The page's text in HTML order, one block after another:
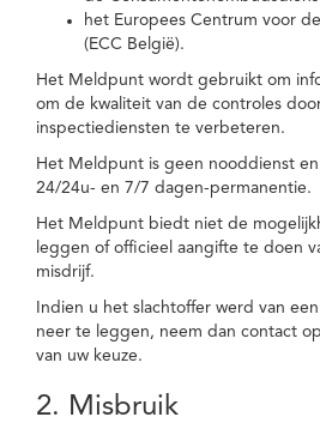
het Europees Centrum voor
(ECC België).
Het Meldpunt wordt gebruikt om
om de kwaliteit van de controles
inspectiediensten te verbeteren.
Het Meldpunt is geen nooddienst
24/24u- en 7/7 dagen-permanentie.
Het Meldpunt biedt niet de
leggen of officieel aangifte te doen
misdrijf.
Indien u het slachtoffer werd van
neer te leggen, neem dan contact
van uw keuze.
2. Misbruik